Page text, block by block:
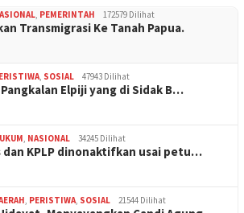
PEMERINTAH 172579 Dilihat
Transmigrasi Ke Tanah Papua.
SOSIAL 47943 Dilihat
Elpiji yang di Sidak B…
NASIONAL 34245 Dilihat
dan KPLP dinonaktifkan usai petu…
PERISTIWA SOSIAL 21544 Dilihat